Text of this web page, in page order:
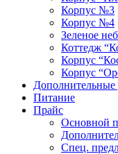
Корпус №3
Корпус №4
Зеленое
Коттедж
Корпус
Корпус
Дополнительные
Питание
Прайс
Основной
Спец.